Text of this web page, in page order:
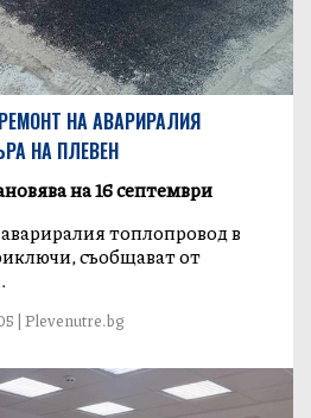
НА АВАРИРАЛИЯ
НА ПЛЕВЕН
на 16 септември
топлопровод в
съобщават от
| Plevenutre.bg